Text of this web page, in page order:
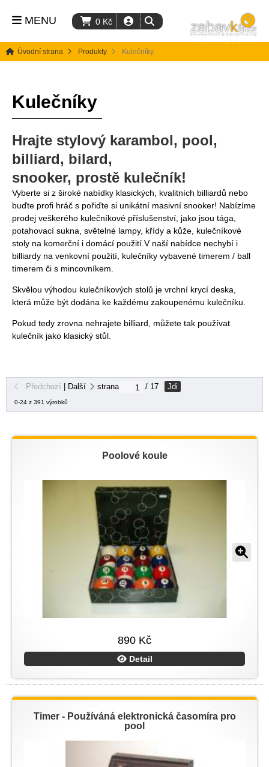
0 Kč
MENU
Úvodní strana Produkty Kulečníky
Kulečníky
Hrajte stylový karambol, pool,
billiard, bilard,
snooker, prostě kulečník!
Vyberte si z široké nabídky klasických, kvalitních billiardů nebo
buďte profi hráč s pořiďte si unikátní masivní snooker! Nabízíme
prodej veškerého kulečníkové příslušenství, jako jsou tága,
potahovací sukna, světelné lampy, křídy a kůže, kulečníkové
stoly na komerční i domácí použití.V naší nabídce nechybí i
billiardy na venkovní použití, kulečníky vybavené timerem / ball
timerem či s mincovníkem.
Skvělou výhodou kulečníkových stolů je vrchní krycí deska,
která může být dodána ke každému zakoupenému kulečníku.
Pokud tedy zrovna nehrajete billiard, můžete tak používat
kulečník jako klasický stůl.
Předchozí Další strana / 17 Jdi
0-24 z 391 výrobků
Poolové koule
890 Kč
Detail
Timer - Používáná elektronická časomíra pro
pool